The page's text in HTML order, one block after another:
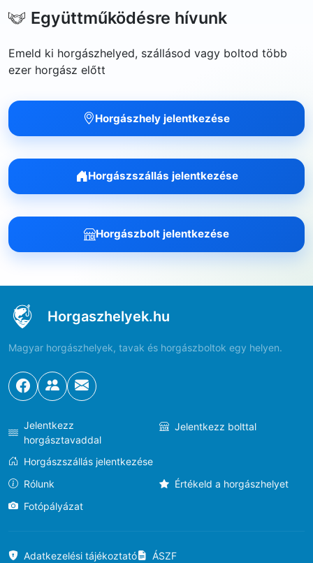
Együttműködésre hívunk
Emeld ki horgászhelyed, szállásod vagy boltod több
ezer horgász előtt
Horgászhely jelentkezése
Horgászszállás jelentkezése
Horgászbolt jelentkezése
Horgaszhelyek.hu
Magyar horgászhelyek, tavak és horgászboltok egy helyen.
Jelentkezz
horgásztavaddal
Jelentkezz bolttal
Horgászszállás jelentkezése
Rólunk
Értékeld a horgászhelyet
Fotópályázat
Adatkezelési tájékoztató ÁSZF